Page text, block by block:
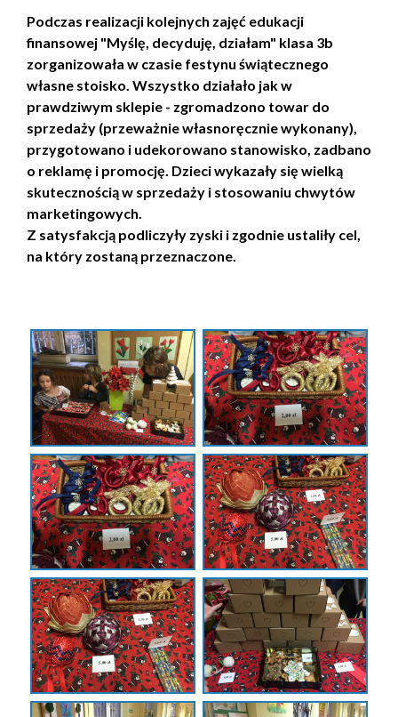
Podczas realizacji kolejnych zajęć edukacji
finansowej "Myślę, decyduję, działam" klasa 3b
zorganizowała w czasie festynu świątecznego
własne stoisko. Wszystko działało jak w
prawdziwym sklepie - zgromadzono towar do
sprzedaży (przeważnie własnoręcznie wykonany),
przygotowano i udekorowano stanowisko, zadbano
o reklamę i promocję. Dzieci wykazały się wielką
skutecznością w sprzedaży i stosowaniu chwytów
marketingowych.
Z satysfakcją podliczyły zyski i zgodnie ustaliły cel,
na który zostaną przeznaczone.